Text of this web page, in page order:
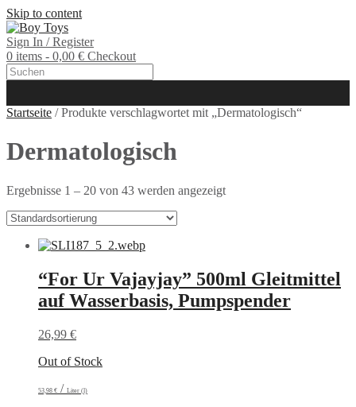
Skip to content
Sign In / Register
0 items - 0,00 € Checkout
Startseite / Produkte verschlagwortet mit „Dermatologisch“
Dermatologisch
Ergebnisse 1 – 20 von 43 werden angezeigt
“For Ur Vajayjay” 500ml Gleitmittel
auf Wasserbasis, Pumpspender
26,99 €
Out of Stock
53,98 € / Liter (l)